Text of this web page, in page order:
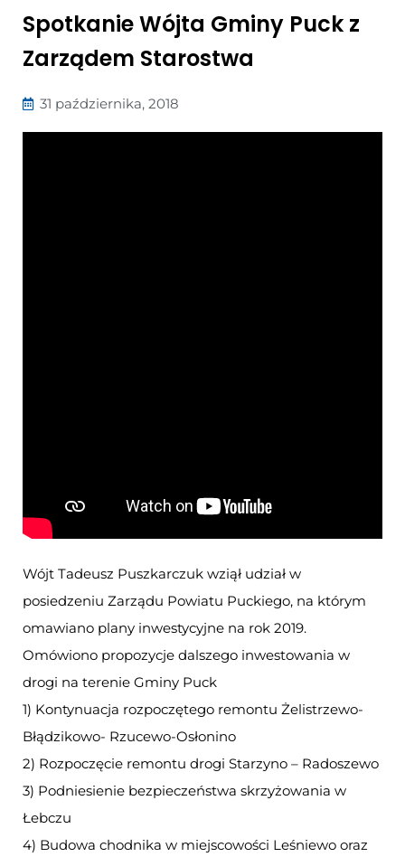
Spotkanie Wójta Gminy Puck z
Zarządem Starostwa
31 października, 2018
Wójt Tadeusz Puszkarczuk wziął udział w
posiedzeniu Zarządu Powiatu Puckiego, na którym
omawiano plany inwestycyjne na rok 2019.
Omówiono propozycje dalszego inwestowania w
drogi na terenie Gminy Puck
1) Kontynuacja rozpoczętego remontu Żelistrzewo-
Błądzikowo- Rzucewo-Osłonino
2) Rozpoczęcie remontu drogi Starzyno – Radoszewo
3) Podniesienie bezpieczeństwa skrzyżowania w
Łebczu
4) Budowa chodnika w miejscowości Leśniewo oraz